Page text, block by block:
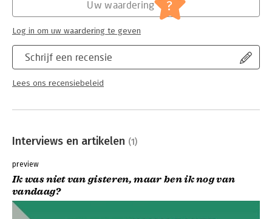
Schrijf een recensie
Lees ons recensiebeleid
Uw waardering ?
Log in om uw waardering te geven
Interviews en artikelen (1)
preview
Ik was niet van gisteren, maar ben ik nog van
vandaag?